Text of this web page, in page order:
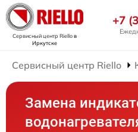
Сервисный центр Rielloв
Иркутске
+7
Сервисный центр Riello
Замена